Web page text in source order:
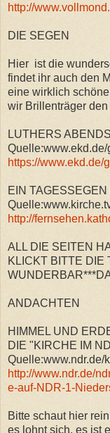
http://
DIE SEGEN
Hier ist die
findet ihr auch den
eine wirklich
wir Brillenträger
LUTHERS
Quelle:www.ekd.de/
https://www.ekd.de/
EIN
http://
ALL DIE SEITEN
KLICKT BITTE DIE
ANDACHTEN
HIMMEL UND
DIE "KIRCHE IM
Quelle:www.ndr.de/
http://www.ndr.de/
e-auf-NDR-1-
Bitte schaut hier
es lohnt sich, es ist